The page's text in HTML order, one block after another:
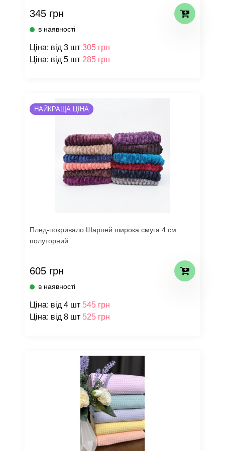
345 грн
в наявності
Ціна: від 3 шт 305 грн
Ціна: від 5 шт 285 грн
НАЙКРАЩА ЦІНА
Плед-покривало Шарпей широка смуга 4 см
полуторний
605 грн
в наявності
Ціна: від 4 шт 545 грн
Ціна: від 8 шт 525 грн